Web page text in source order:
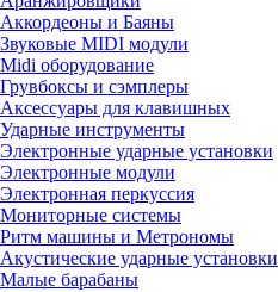
Аккордеоны и Баяны
Звуковые MIDI модули
Midi оборудование
Грувбоксы и сэмплеры
Аксессуары для клавишных
Ударные инструменты
Электронные ударные установки
Электронные модули
Электронная перкуссия
Мониторные системы
Ритм машины и Метрономы
Акустические ударные установки
Малые барабаны